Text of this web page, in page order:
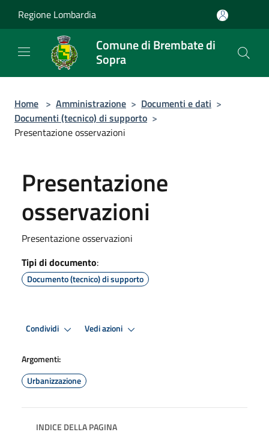
Regione Lombardia
Comune di Brembate di
Sopra
Home > Amministrazione > Documenti e dati >
Documenti (tecnico) di supporto >
Presentazione osservazioni
Presentazione
osservazioni
Presentazione osservazioni
Tipi di documento:
Documento (tecnico) di supporto
Condividi Vedi azioni
Argomenti:
Urbanizzazione
INDICE DELLA PAGINA